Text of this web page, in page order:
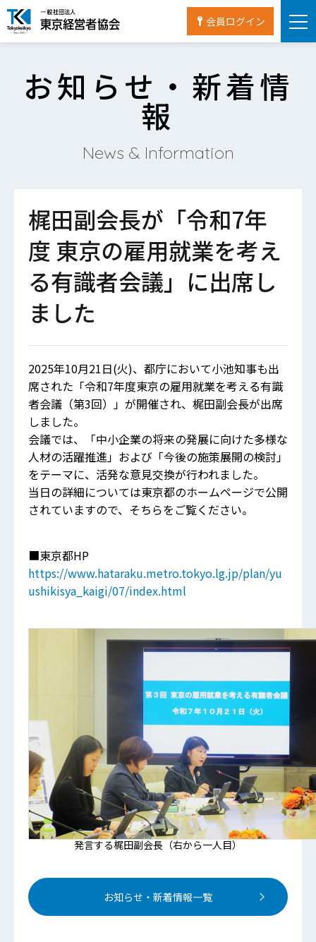
会員ログイン
お知らせ・新着情
報
News & Information
梶田副会長が「令和7年
度 東京の雇用就業を考え
る有識者会議」に出席し
ました
2025年10月21日(火)、都庁において小池知事も出
席された「令和7年度東京の雇用就業を考える有識
者会議（第3回）」が開催され、梶田副会長が出席
しました。
会議では、「中小企業の将来の発展に向けた多様な
人材の活躍推進」および「今後の施策展開の検討」
をテーマに、活発な意見交換が行われました。
当日の詳細については東京都のホームページで公開
されていますので、そちらをご覧ください。
■東京都HP
https://www.hataraku.metro.tokyo.lg.jp/plan/yu
ushikisya_kaigi/07/index.html
発言する梶田副会長（右から一人目）
お知らせ・新着情報一覧